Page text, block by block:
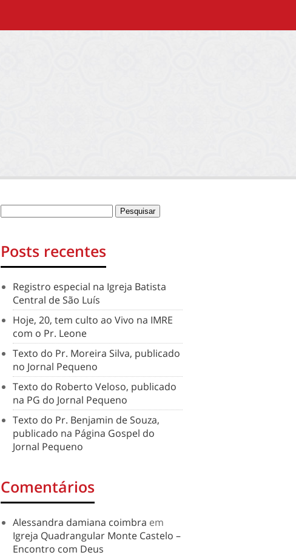
Posts recentes
Registro especial na Igreja Batista
Central de São Luís
Hoje, 20, tem culto ao Vivo na IMRE
com o Pr. Leone
Texto do Pr. Moreira Silva, publicado
no Jornal Pequeno
Texto do Roberto Veloso, publicado
na PG do Jornal Pequeno
Texto do Pr. Benjamin de Souza,
publicado na Página Gospel do
Jornal Pequeno
Comentários
Alessandra damiana coimbra em
Igreja Quadrangular Monte Castelo –
Encontro com Deus